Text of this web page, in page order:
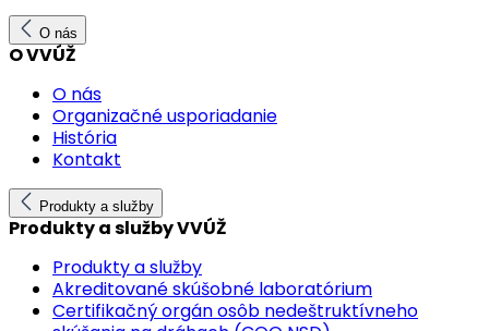
O nás
O VVÚŽ
O nás
Organizačné usporiadanie
História
Kontakt
Produkty a služby
Produkty a služby VVÚŽ
Produkty a služby
Akreditované skúšobné laboratórium
Certifikačný orgán osôb nedeštruktívneho